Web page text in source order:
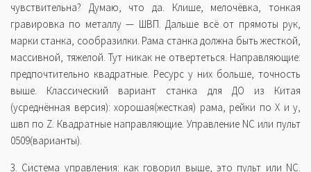
чувствительна? Думаю, что да. Клише, мелочёвка, тонкая
гравировка по металлу — ШВП. Дальше всё от прямоты рук,
марки станка, сообразилки. Рама станка должна быть жесткой,
массивной, тяжелой. Тут никак не отвертеться. Направляющие:
предпочтительно квадратные. Ресурс у них больше, точность
выше. Классический вариант станка для ДО из Китая
(усреднённая версия): хорошая(жесткая) рама, рейки по Х и у,
швп по Z. Квадратные направляющие. Управление NC или пульт
0509(варианты).
3. Система управления: как говорил выше, это пульт или NC.